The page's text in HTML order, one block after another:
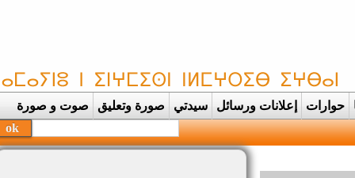
حوارات إعلانات ورسائل سيدتي صورة وتعليق صوت و صورة